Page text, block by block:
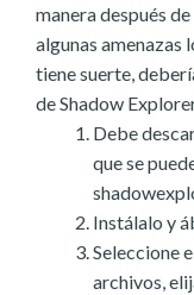
manera después
algunas amenazas
tiene suerte,
de Shadow
Debe
que se
Instálalo y
Seleccione
archivos,